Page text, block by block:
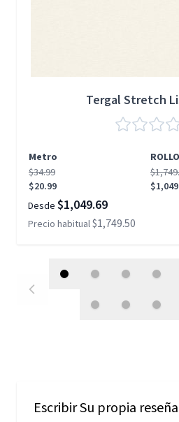
Tergal Stretch
Metro
ROLLO
$34.99
$20.99
Desde $1,049.69
Precio habitual$1,749.50
Escribir Su propia reseña